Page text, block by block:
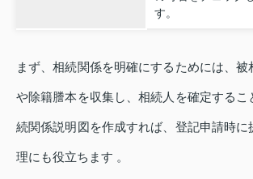
す。
まず、相続関係を明確にするためには、被
や除籍謄本を収集し、相続人を確定するこ
続関係説明図を作成すれば、登記申請時に
理にも役立ちます 。